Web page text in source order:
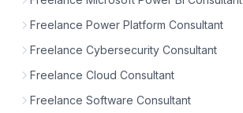
Freelance Power Platform Consultant
Freelance Cybersecurity Consultant
Freelance Cloud Consultant
Freelance Software Consultant